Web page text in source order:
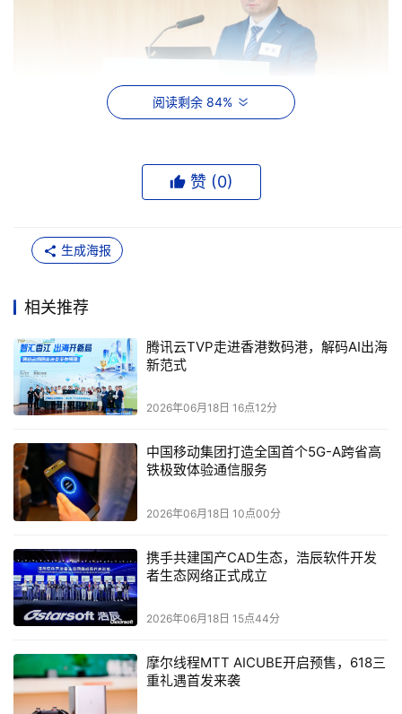
160副总裁、腾讯云TVP
主持人健康160副总裁、腾讯云
为连接内地与全球的国际化科创枢纽、出海黄金口岸，凭借独
地数码港，正是依托
褚瑞介绍，Agentic AI
的变革浪潮正席卷全球，人工智能已迈入
全新的发展阶段。如今的Agentic AI
创、跨境商贸等各行各业的实体运营中，成为驱动产业升级、
助力企业出海的核心新动力。在他看来，所有技术迭代与
塑行业效率、创造实际产业价值。正是基于这一务实导向，现
场汇聚一众顶尖技术领袖与科创先锋，大家通过干货分享、观
点碰撞等形式，共同拆解AI出海的机遇与现实挑战。
主办方致辞
阅读剩余 84%
赞 (0)
生成海报
相关推荐
腾讯云TVP走进香港数码港，解码AI出海
新范式
2026年06月18日 16点12分
中国移动集团打造全国首个5G-A跨省高
铁极致体验通信服务
2026年06月18日 10点00分
携手共建国产CAD生态，浩辰软件开发
者生态网络正式成立
2026年06月18日 15点44分
摩尔线程MTT AICUBE开启预售，618三
重礼遇首发来袭